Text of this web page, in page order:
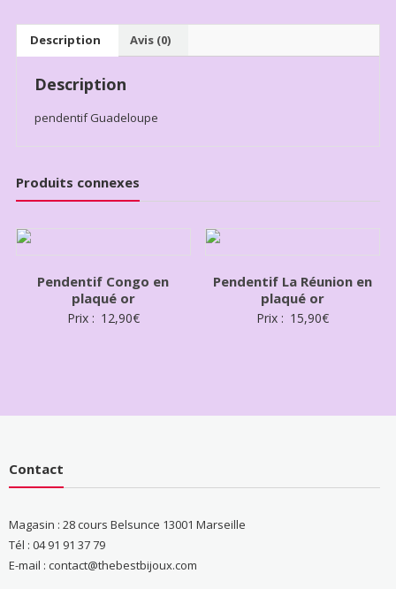
Description Avis (0)
Description
pendentif Guadeloupe
Produits connexes
Pendentif Congo en
plaqué or
Prix : 12,90€
Pendentif La Réunion en
plaqué or
Prix : 15,90€
Contact
Magasin : 28 cours Belsunce 13001 Marseille
Tél : 04 91 91 37 79
E-mail : contact@thebestbijoux.com